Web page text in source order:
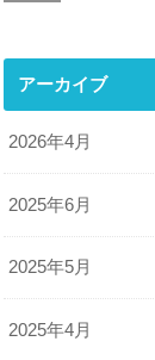
アーカイブ
2026年4月
2025年6月
2025年5月
2025年4月